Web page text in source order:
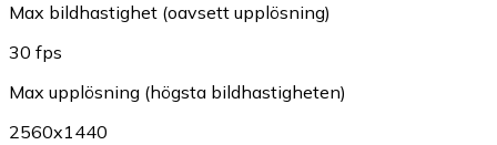
Max bildhastighet (oavsett upplösning)
30 fps
Max upplösning (högsta bildhastigheten)
2560x1440